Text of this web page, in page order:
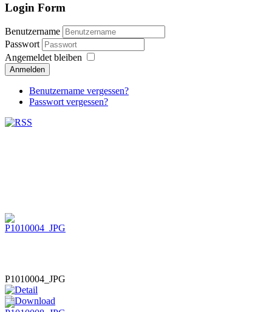
Login Form
Benutzername
Passwort
Angemeldet bleiben
Anmelden
Benutzername vergessen?
Passwort vergessen?
P1010004_JPG